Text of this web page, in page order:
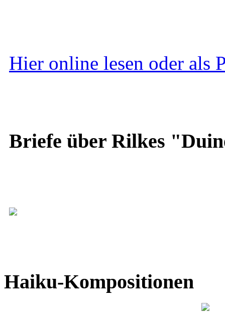
Hier online lesen oder als
Briefe über Rilkes
Haiku-Kompositionen